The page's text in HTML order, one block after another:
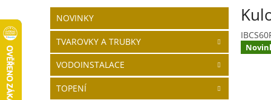
s
r
n
Přeskočit
kategorie
NOVINKY
TVAROVKY A TRUBKY
VODOINSTALACE
TOPENÍ